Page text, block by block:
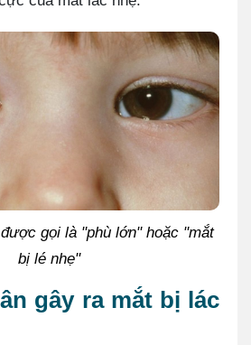
gọi là "phù lớn" hoặc "mắt
bị lé nhẹ"
gây ra mắt bị lác